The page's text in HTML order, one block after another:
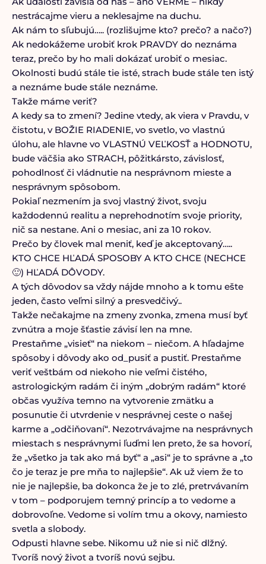
nestrácajme vieru a neklesajme na duchu.
Ak nám to sľubujú….. (rozlišujme kto? prečo? a načo?)
Ak nedokážeme urobiť krok PRAVDY do neznáma
teraz, prečo by ho mali dokázať urobiť o mesiac.
Okolnosti budú stále tie isté, strach bude stále ten istý
a neznáme bude stále neznáme.
Takže máme veriť?
A kedy sa to zmení? Jedine vtedy, ak viera v Pravdu, v
čistotu, v BOŽIE RIADENIE, vo svetlo, vo vlastnú
úlohu, ale hlavne vo VLASTNÚ VEĽKOSŤ a HODNOTU,
bude väčšia ako STRACH, pôžitkársto, závislosť,
pohodlnosť či vládnutie na nesprávnom mieste a
nesprávnym spôsobom.
Pokiaľ nezmením ja svoj vlastný život, svoju
každodennú realitu a neprehodnotím svoje priority,
nič sa nestane. Ani o mesiac, ani za 10 rokov.
Prečo by človek mal meniť, keď je akceptovaný…..
KTO CHCE HĽADÁ SPOSOBY A KTO CHCE (NECHCE
🙂) HĽADÁ DÔVODY.
A tých dôvodov sa vždy nájde mnoho a k tomu ešte
jeden, často veľmi silný a presvedčivý..
Takže nečakajme na zmeny zvonka, zmena musí byť
zvnútra a moje šťastie závisí len na mne.
Prestaňme „visieť“ na niekom – niečom. A hľadajme
spôsoby i dôvody ako od_pusiť a pustiť. Prestaňme
veriť veštbám od niekoho nie veľmi čistého,
astrologickým radám či iným „dobrým radám“ ktoré
občas využíva temno na vytvorenie zmätku a
posunutie či utvrdenie v nesprávnej ceste o našej
karme a „odčiňovaní“. Nezotrvávajme na nesprávnych
miestach s nesprávnymi ľuďmi len preto, že sa hovorí,
že „všetko ja tak ako má byť“ a „asi“ je to správne a „to
čo je teraz je pre mňa to najlepšie“. Ak už viem že to
nie je najlepšie, ba dokonca že je to zlé, pretrvávaním
v tom – podporujem temný princíp a to vedome a
dobrovoľne. Vedome si volím tmu a okovy, namiesto
svetla a slobody.
Odpusti hlavne sebe. Nikomu už nie si nič dlžný.
Tvoríš nový život a tvoríš novú sejbu.